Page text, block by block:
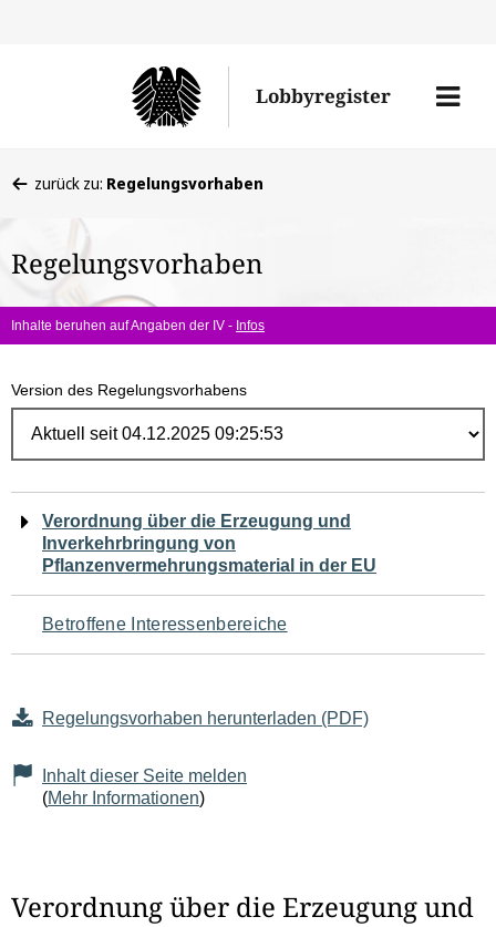
Lobbyregister
Menü
befinden
hier:
zurück zu: Regelungsvorhaben
Regelungsvorhaben
Inhalte beruhen auf Angaben der IV - Infos
Version des Regelungsvorhabens
Navigation
für
den
Seiteninhalt
Verordnung über die Erzeugung und
Inverkehrbringung von
Pflanzenvermehrungsmaterial in der EU
Betroffene Interessenbereiche
Regelungsvorhaben herunterladen (PDF)
Inhalt dieser Seite melden
(Mehr Informationen)
Verordnung über die Erzeugung und